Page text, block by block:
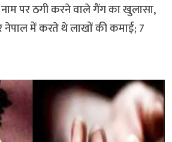
पर ठगी करने वाले गैंग का खुलासा,
नेपाल में करते थे लाखों की कमाई; 7